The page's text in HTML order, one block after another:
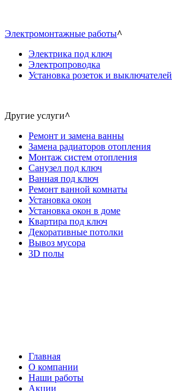
Электромонтажные работы^
Электрика под ключ
Электропроводка
Установка розеток и выключателей
Другие услуги^
Ремонт и замена ванны
Замена радиаторов отопления
Монтаж систем отопления
Санузел под ключ
Ванная под ключ
Ремонт ванной комнаты
Установка окон
Установка окон в доме
Квартира под ключ
Декоративные потолки
Вывоз мусора
3D полы
Главная
О компании
Наши работы
Акции